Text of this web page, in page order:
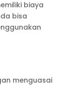
biaya
bisa
menguasai